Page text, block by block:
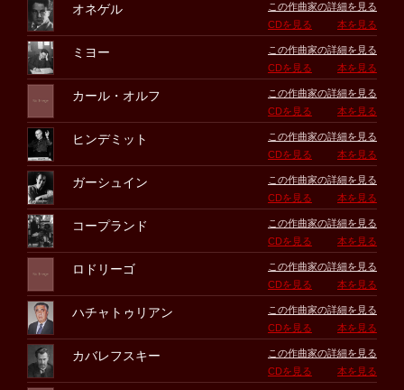
オネゲル
この作曲家の詳細を見る
CDを見る
本を見る
ミヨー
この作曲家の詳細を見る
CDを見る
本を見る
カール・オルフ
この作曲家の詳細を見る
CDを見る
本を見る
ヒンデミット
この作曲家の詳細を見る
CDを見る
本を見る
ガーシュイン
この作曲家の詳細を見る
CDを見る
本を見る
コープランド
この作曲家の詳細を見る
CDを見る
本を見る
ロドリーゴ
この作曲家の詳細を見る
CDを見る
本を見る
ハチャトゥリアン
この作曲家の詳細を見る
CDを見る
本を見る
カバレフスキー
この作曲家の詳細を見る
CDを見る
本を見る